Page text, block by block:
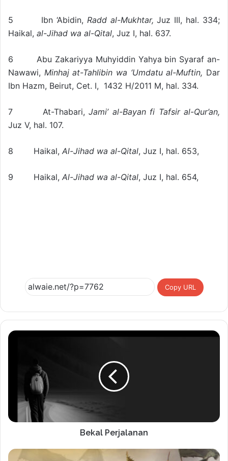
5 Ibn ‘Abidin, Radd al-Mukhtar,Juz III, hal. 334;
Haikal, al-Jihad wa al-Qital, Juz I, hal. 637.
6 Abu Zakariyya Muhyiddin Yahya bin Syaraf an-
Nawawi, Minhaj at-Tahlibin wa ‘Umdatu al-Muftin, Dar
Ibn Hazm, Beirut, Cet. I, 1432 H/2011 M, hal. 334.
7 At-Thabari,Jami’ al-Bayan fi Tafsir al-Qur’an,
Juz V, hal. 107.
8 Haikal, Al-Jihad wa al-Qital, Juz I, hal. 653,
9 Haikal, Al-Jihad wa al-Qital, Juz I, hal. 654,
Copy URL
Bekal Perjalanan